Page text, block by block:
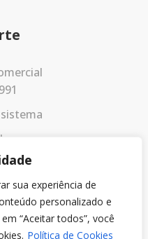
sua experiência de
personalizado e
“Aceitar todos”, você
Política de Cookies
uso